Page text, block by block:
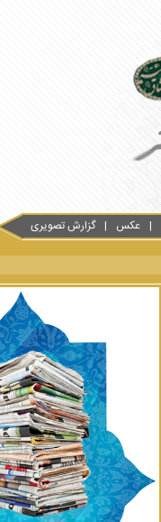
عکس گزارش تصویری